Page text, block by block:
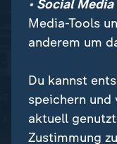
• Social
Media-Tools
anderem um
Du kannst
speichern
aktuell
Zustimmung